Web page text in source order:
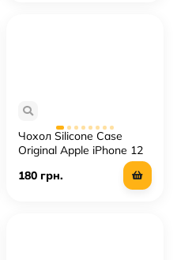
Чохол Silicone Case
Original Apple iPhone 12
180 грн.